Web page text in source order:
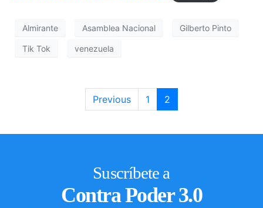
Almirante Asamblea Nacional Gilberto Pinto
Tik Tok venezuela
Previous 1 2
Suscríbete a
Contra Poder 3.0